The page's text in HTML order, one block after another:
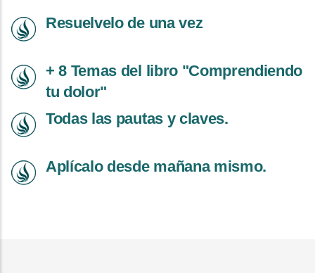
Resuelvelo de una vez
+ 8 Temas del libro "Comprendiendo
tu dolor"
Todas las pautas y claves.
Aplícalo desde mañana mismo.